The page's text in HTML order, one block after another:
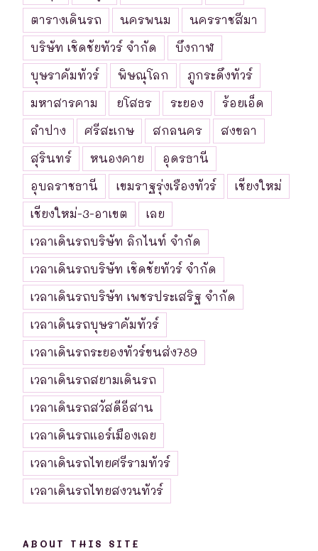
ตารางเดินรถ
นครพนม
นครราชสีมา
บริษัท เชิดชัยทัวร์ จำกัด
บึงกาฬ
บุษราคัมทัวร์
พิษณุโลก
ภูกระดึงทัวร์
มหาสารคาม
ยโสธร ระยอง
ร้อยเอ็ด
ลำปาง
ศรีสะเกษ สกลนคร
สงขลา
สุรินทร์
หนองคาย
อุดรธานี
อุบลราชธานี
เขมราฐรุ่งเรืองทัวร์
เชียงใหม่
เชียงใหม่-3-อาเขต
เลย
เวลาเดินรถบริษัท ลิกไนท์ จำกัด
เวลาเดินรถบริษัท เชิดชัยทัวร์ จำกัด
เวลาเดินรถบริษัท เพชรประเสริฐ จำกัด
เวลาเดินรถบุษราคัมทัวร์
เวลาเดินรถระยองทัวร์ขนส่ง789
เวลาเดินรถสยามเดินรถ
เวลาเดินรถสวัสดีอีสาน
เวลาเดินรถแอร์เมืองเลย
เวลาเดินรถไทยศรีรามทัวร์
เวลาเดินรถไทยสงวนทัวร์
ABOUT THIS SITE